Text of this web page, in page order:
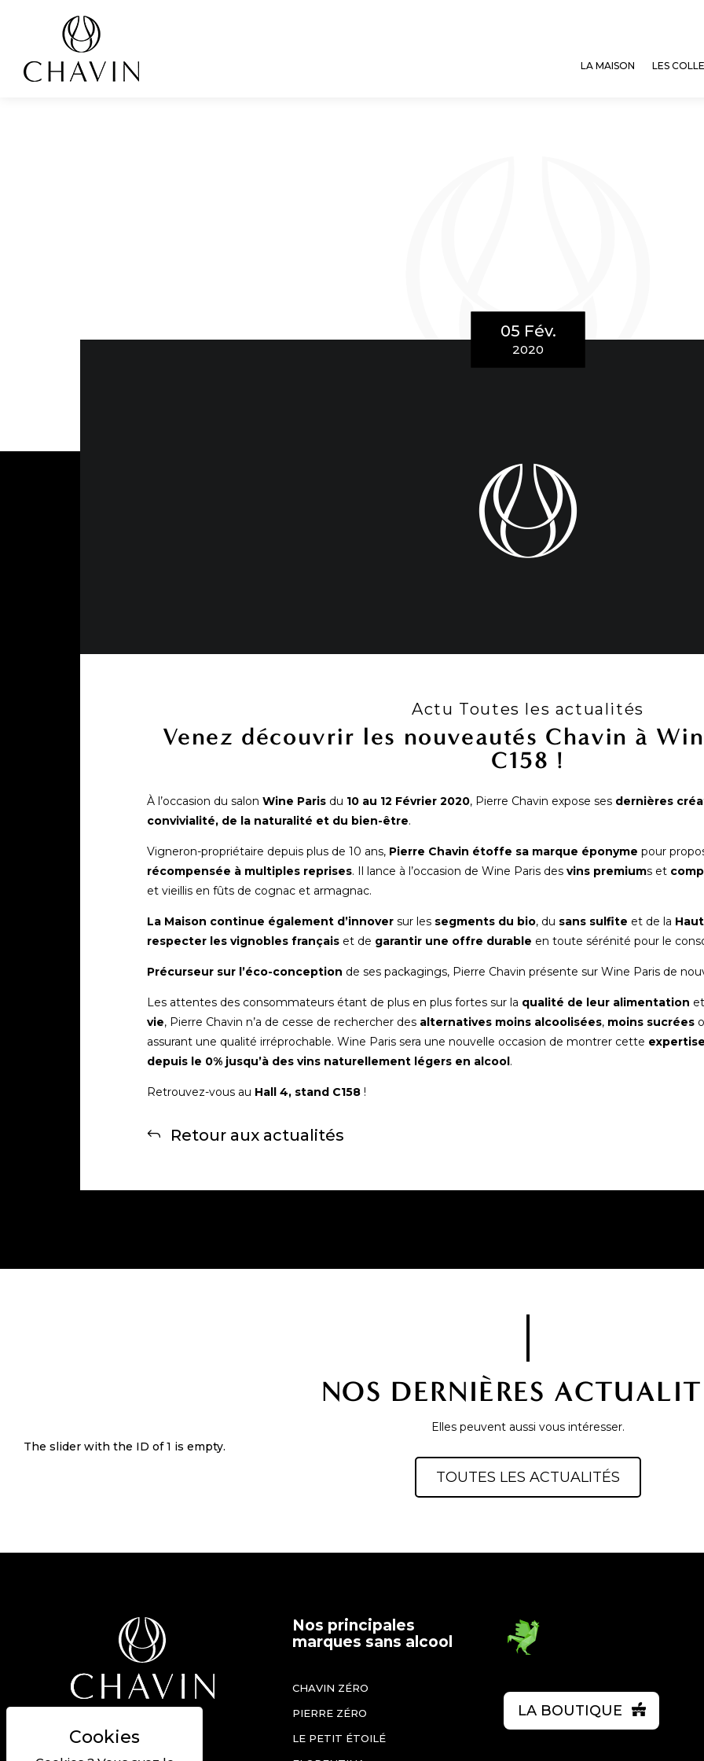
LA MAISON LES
05 Fév.
2020
Actu Toutes les actualités
Venez découvrir les nouveautés Chavin à
C158 !
À l’occasion du salon Wine Paris du 10 au 12 Février 2020, Pierre Chavin expose ses dernières
convivialité, de la naturalité et du bien-être.
Vigneron-propriétaire depuis plus de 10 ans, Pierre Chavin étoffe sa marque éponyme pour
récompensée à multiples reprises. Il lance à l’occasion de Wine Paris des vins premiums et
et vieillis en fûts de cognac et armagnac.
La Maison continue également d’innover sur les segments du bio, du sans sulfite et de la
respecter les vignobles français et de garantir une offre durable en toute sérénité pour le
Précurseur sur l’éco-conception de ses packagings, Pierre Chavin présente sur Wine Paris de
Les attentes des consommateurs étant de plus en plus fortes sur la qualité de leur alimentation
vie, Pierre Chavin n’a de cesse de rechercher des alternatives moins alcoolisées, moins sucrées
assurant une qualité irréprochable. Wine Paris sera une nouvelle occasion de montrer cette
depuis le 0% jusqu’à des vins naturellement légers en alcool.
Retrouvez-vous au Hall 4, stand C158 !
Retour aux actualités
NOS DERNIÈRES
Elles peuvent aussi vous intéresser.
The slider with the ID of 1 is empty.
TOUTES LES ACTUALITÉS
Nos principales
marques sans alcool
CHAVIN ZÉRO
PIERRE ZÉRO
LE PETIT ÉTOILÉ
LA BOUTIQUE